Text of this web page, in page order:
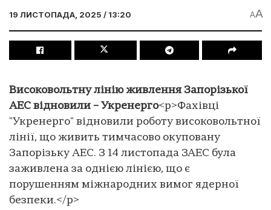
19 ЛИСТОПАДА, 2025 / 13:20 AA
Високовольтну лінію живлення Запорізької
АЕС відновили – Укренерго<p>Фахівці
"Укренерго" відновили роботу високовольтної
лінії, що живить тимчасово окуповану
Запорізьку АЕС. З 14 листопада ЗАЕС була
заживлена за однією лінією, що є
порушенням міжнародних вимог ядерної
безпеки.</p>